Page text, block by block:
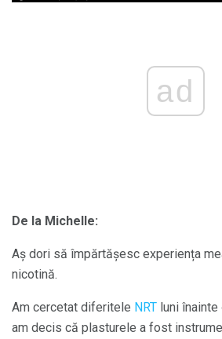
ad
De la Michelle:
Aș dori să împărtășesc experiența
nicotină.
Am cercetat diferitele NRT luni
am decis că plasturele a fost